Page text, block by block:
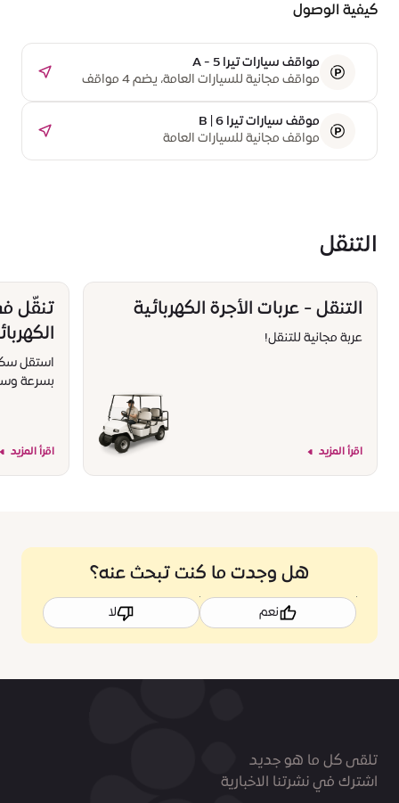
كيفية الوصول
مواقف سيارات تيرا A - 5
مواقف مجانية للسيارات العامة، يضم 4 مواقف
مخصصة لذوي أصحاب الهمم
موقف سيارات تيرا B | 6
مواقف مجانية للسيارات العامة
التنقل
التنقل - عربات الأجرة الكهربائية
عربة مجانية للتنقل!
اقرأ المزيد
تنقّل
استقل
بسرعة
اقرأ المزيد
هل وجدت ما كنت تبحث عنه؟
نعم لا
تلقى كل ما هو جديد
اشترك في نشرتنا الاخبارية